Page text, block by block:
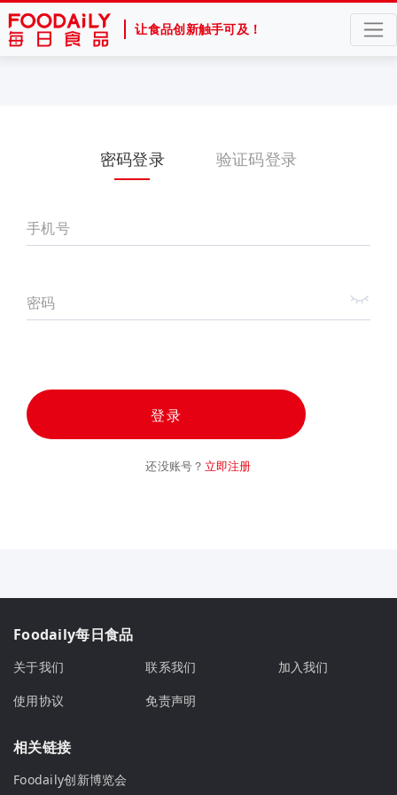
让食品创新触手可及！
密码登录 验证码登录
手机号
密码
登录
还没账号？ 立即注册
Foodaily每日食品
关于我们 联系我们
加入我们
使用协议
免责声明
相关链接
Foodaily创新博览会